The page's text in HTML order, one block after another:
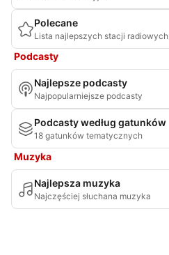
Polecane
Lista najlepszych stacji radiowych
Podcasty
Najlepsze podcasty
Najpopularniejsze podcasty
Podcasty według gatunków
18 gatunków tematycznych
Muzyka
Najlepsza muzyka
Najczęściej słuchana muzyka